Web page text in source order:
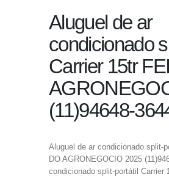
Aluguel de ar
condicionado
Carrier 15tr
(11)94648-
Aluguel de ar condicionado split-
DO AGRONEGOCIO 2025
condicionado split-portátil Carrier